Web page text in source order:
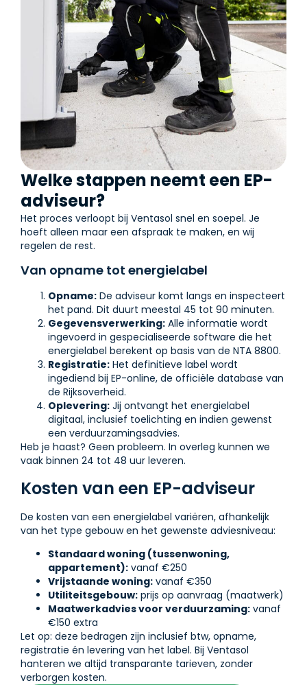
Welke stappen neemt een EP-
adviseur?
Het proces verloopt bij Ventasol snel en soepel. Je
hoeft alleen maar een afspraak te maken, en wij
regelen de rest.
Van opname tot energielabel
Opname: De adviseur komt langs en inspecteert
het pand. Dit duurt meestal 45 tot 90 minuten.
Gegevensverwerking: Alle informatie wordt
ingevoerd in gespecialiseerde software die het
energielabel berekent op basis van de NTA 8800.
Registratie: Het definitieve label wordt
ingediend bij EP-online, de officiële database van
de Rijksoverheid.
Oplevering: Jij ontvangt het energielabel
digitaal, inclusief toelichting en indien gewenst
een verduurzamingsadvies.
Heb je haast? Geen probleem. In overleg kunnen we
vaak binnen 24 tot 48 uur leveren.
Kosten van een EP-adviseur
De kosten van een energielabel variëren, afhankelijk
van het type gebouw en het gewenste adviesniveau:
Standaard woning (tussenwoning,
appartement): vanaf €250
Vrijstaande woning: vanaf €350
Utiliteitsgebouw: prijs op aanvraag (maatwerk)
Maatwerkadvies voor verduurzaming: vanaf
€150 extra
Let op: deze bedragen zijn inclusief btw, opname,
registratie én levering van het label. Bij Ventasol
hanteren we altijd transparante tarieven, zonder
verborgen kosten.